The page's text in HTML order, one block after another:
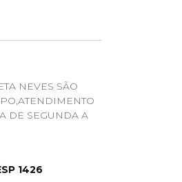
NEVES SÃO
DE SEGUNDA A
1426